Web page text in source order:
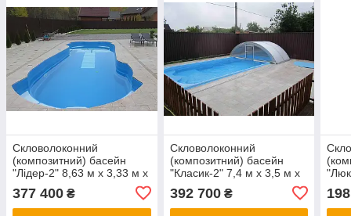
Скловолоконний
(композитний) басейн
"Лідер-2" 8,63 м х 3,33 м х
377 400 ₴
Скловолоконний
(композитний) басейн
"Класик-2" 7,4 м х 3,5 м х
392 700₴